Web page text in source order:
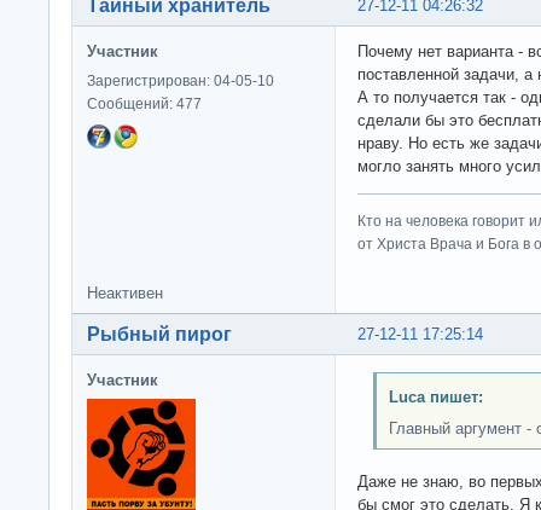
27-12-11 04:26:32
Тайный хранитель
Участник
Зарегистрирован: 04-05-10
Сообщений: 477
Почему нет варианта -
поставленной задачи,
А то получается так -
сделали бы это
нраву. Но есть же
могло занять много
Кто на человека говорит
от Христа Врача и Бога в
Неактивен
27-12-11 17:25:14
Рыбный пирог
Участник
Luca пишет:
Главный аргумент -
Даже не знаю, во
бы смог это сделать. Я